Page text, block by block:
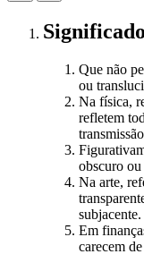
Significado
Que não
ou
Na física,
refletem
obscuro
Na arte,
subjacente.
Em
carecem